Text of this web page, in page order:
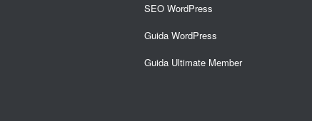
SEO WordPress
Guida WordPress
Guida Ultimate Member